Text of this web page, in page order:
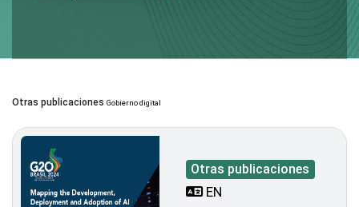
Otras publicaciones Gobierno digital
Otras publicaciones
EN